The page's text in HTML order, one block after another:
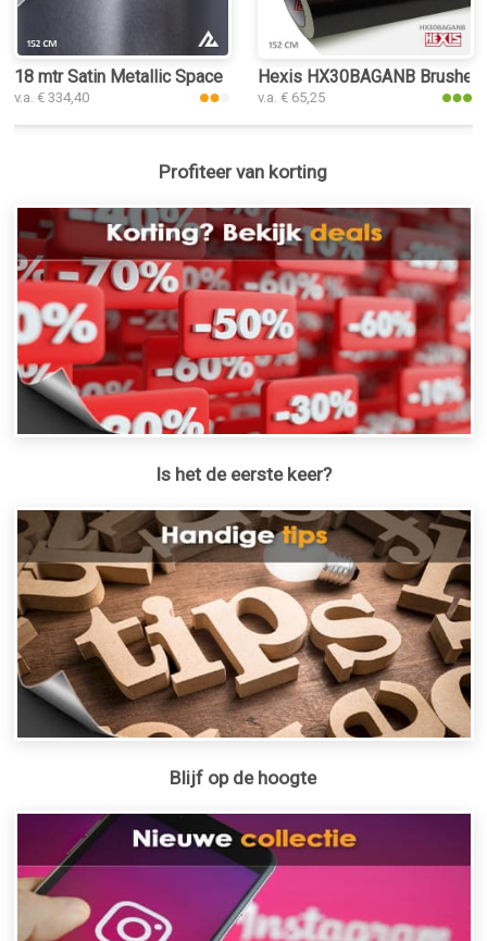
18 mtr Satin Metallic Space Grey 3112 keukenfolie
v.a. € 334,40
Hexis HX30BAGANB
v.a. € 65,25
Profiteer van korting
Is het de eerste keer?
Blijf op de hoogte